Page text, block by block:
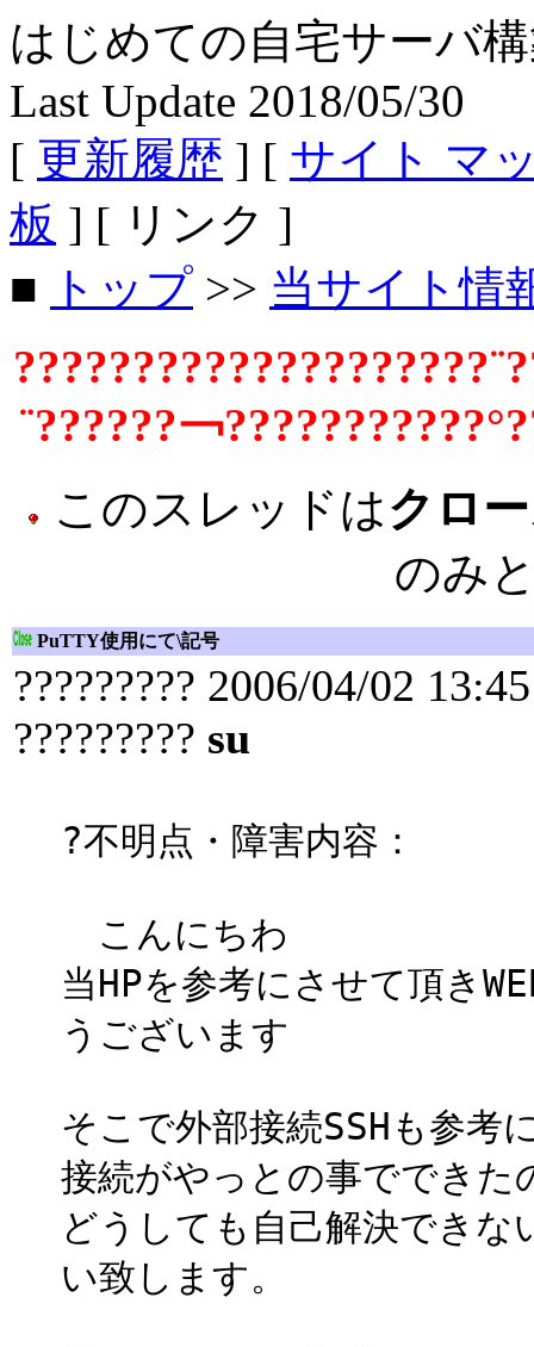
はじめての自宅サーバ構
Last Update 2018/05/30
[ 更新履歴 ] [ サイト マ
板 ] [ リンク ]
■
トップ >> 当サイト情
¨??????￢
このスレッドはクロ
のみ
PuTTY使用にて\記号
????????? 2006/04/02 13:45
????????? su
?不明点・障害内容：
こんにちわ
当HPを参考にさせて頂き
うございます
そこで外部接続SSHも参考
接続がやっとの事でできた
どうしても自己解決でき
い致します。